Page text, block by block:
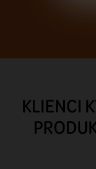
KLIENCI